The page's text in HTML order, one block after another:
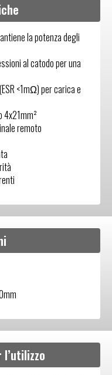
la potenza degli
al catodo per una
<1mΩ) per carica e
4x21mm²
remoto